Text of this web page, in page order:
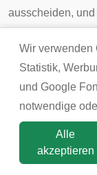
Wir verwenden
Statistik,
und Google
notwendige
Alle
akzeptieren
ausscheiden,
das angebotene
dass sich
Calciumcarbonat,
zur
Jahre
stetige
Korrelation
Calciumcarbonat
beiHämodialyse-